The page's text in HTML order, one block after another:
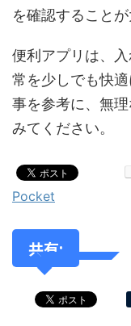
を確認することが
便利アプリは、
常を少しでも快
事を参考に、無
みてください。
Pocket
共有: